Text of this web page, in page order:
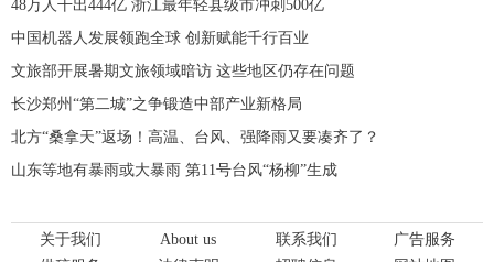
48万人干出444亿 浙江最年轻县级市冲刺500亿
中国机器人发展领跑全球 创新赋能千行百业
文旅部开展暑期文旅领域暗访 这些地区仍存在问题
长沙郑州“第二城”之争锻造中部产业新格局
北方“桑拿天”返场！高温、台风、强降雨又要凑齐了？
山东等地有暴雨或大暴雨 第11号台风“杨柳”生成
关于我们 About us 联系我们
广告服务